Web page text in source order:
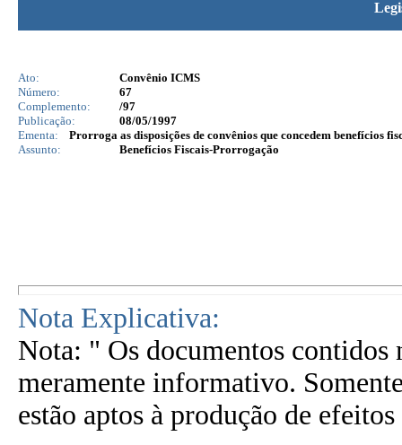
Ato:
Convênio ICMS
Número:
67
Complemento:
/97
Publicação:
08/05/1997
Ementa:
Prorroga as disposições de convênios que concedem benefícios
Assunto:
Benefícios Fiscais-Prorrogação
Nota Explicativa:
Nota: " Os documentos contidos
meramente informativo.
estão aptos à produção de